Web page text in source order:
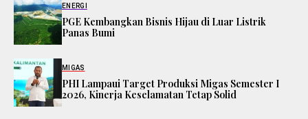
ENERGI
PGE Kembangkan Bisnis Hijau di Luar Listrik
Panas Bumi
MIGAS
PHI Lampaui Target Produksi Migas Semester I
2026, Kinerja Keselamatan Tetap Solid